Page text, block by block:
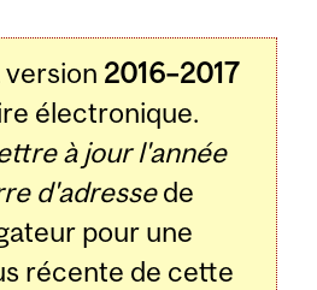
version 2016–2017
électronique.
à jour l'année
d'adressede
pour une
récente de cette